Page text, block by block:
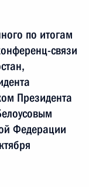
по итогам
связи
Президента
Федерации